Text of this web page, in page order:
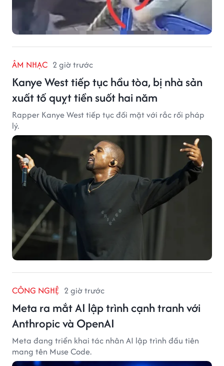
ÂM NHẠC 2 giờ trước
Kanye West tiếp tục hầu tòa, bị nhà sản
xuất tố quỵt tiền suốt hai năm
Rapper Kanye West tiếp tục đối mặt với rắc rối pháp
lý.
CÔNG NGHỆ 2 giờ trước
Meta ra mắt AI lập trình cạnh tranh với
Anthropic và OpenAI
Meta đang triển khai tác nhân AI lập trình đầu tiên
mang tên Muse Code.